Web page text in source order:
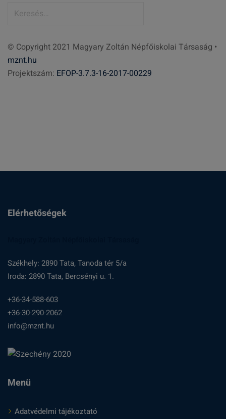
e
s
é
© Copyright 2021 Magyary Zoltán Népfőiskolai Társaság •
mznt.hu
Projektszám: EFOP-3.7.3-16-2017-00229
Elérhetőségek
Székhely: 2890 Tata, Tanoda tér 5/a
Iroda: 2890 Tata, Bercsényi u. 1.
+36-34-588-603
+36-30-290-2062
info@mznt.hu
Menü
Adatvédelmi tájékoztató